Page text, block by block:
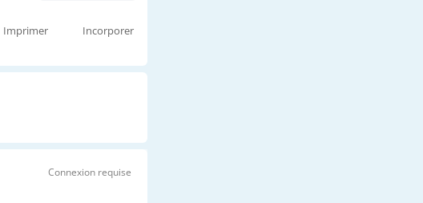
Imprimer Incorporer
Connexion requise